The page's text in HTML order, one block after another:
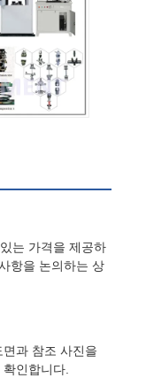
는 가격을 제공하
항을 논의하는 상
과 참조 사진을
인합니다.